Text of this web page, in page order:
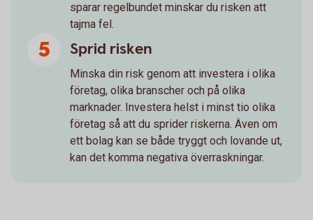
sparar regelbundet minskar du risken att
tajma fel.
Sprid risken
Minska din risk genom att investera i olika
företag, olika branscher och på olika
marknader. Investera helst i minst tio olika
företag så att du sprider riskerna. Även om
ett bolag kan se både tryggt och lovande ut,
kan det komma negativa överraskningar.